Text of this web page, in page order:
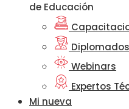
de Educación
Diplomados
Webinars
Expertos
Mi nueva